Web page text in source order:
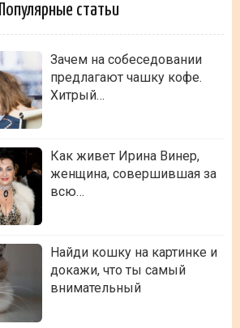
Популярные статьи
Зачем на собеседовании
предлагают чашку кофе.
Хитрый…
Как живет Ирина Винер,
женщина, совершившая за
всю…
Найди кошку на картинке и
докажи, что ты самый
внимательный